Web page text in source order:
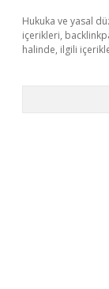
Hukuka ve yasal
içerikleri,
halinde, ilgili